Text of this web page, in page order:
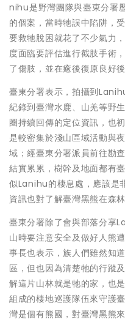
nihu是野灣團隊與臺東分署
的個案，當時牠誤中陷阱，
要救牠脫困就花了不少氣力
度面臨要評估進行截肢手術
了傷肢，並在癒後復原良好後
臺東分署表示，拍攝到
紀錄到臺灣水鹿、山羌等野
圈持續回傳的定位資訊，也
是較密集於淺山區域活動與
域；經臺東分署派員前往勘
結實累累，樹幹及地面都有
似Lanihu的棲息處，應該是
資訊也對了解臺灣黑熊在森
臺東分署除了會與部落分享
山時要注意安全及做好人熊
事長也表示，族人們雖然知
區，但也因為清楚牠的行蹤
解這片山林就是牠的家，也
組成的棲地巡護隊伍來守護
灣是個有熊國，對臺灣黑熊